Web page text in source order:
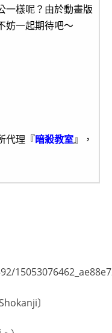
一樣呢？由於動畫版
妨一起期待吧～
代理『暗殺教室』，
〕